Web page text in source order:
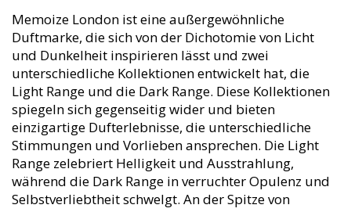
Memoize London ist eine außergewöhnliche
Duftmarke, die sich von der Dichotomie von Licht
und Dunkelheit inspirieren lässt und zwei
unterschiedliche Kollektionen entwickelt hat, die
Light Range und die Dark Range. Diese Kollektionen
spiegeln sich gegenseitig wider und bieten
einzigartige Dufterlebnisse, die unterschiedliche
Stimmungen und Vorlieben ansprechen. Die Light
Range zelebriert Helligkeit und Ausstrahlung,
während die Dark Range in verruchter Opulenz und
Selbstverliebtheit schwelgt. An der Spitze von